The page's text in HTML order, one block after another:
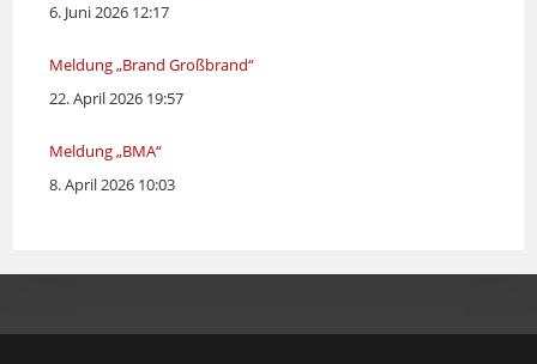
6. Juni 2026 12:17
Meldung „Brand Großbrand“
22. April 2026 19:57
Meldung „BMA“
8. April 2026 10:03